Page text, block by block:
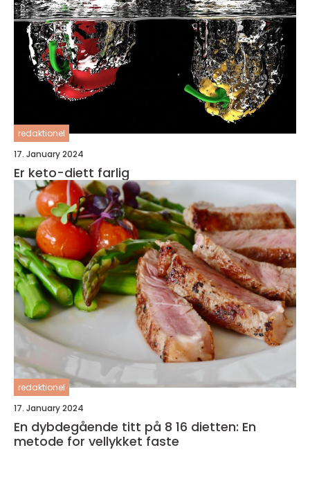
redaktionel
17. January 2024
Er keto-diett farlig
redaktionel
17. January 2024
En dybdegående titt på 8 16 dietten: En
metode for vellykket faste